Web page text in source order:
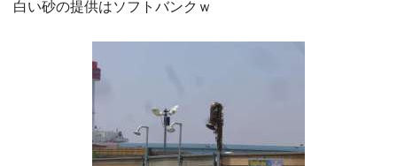
白い砂の提供はソフトバンクｗ